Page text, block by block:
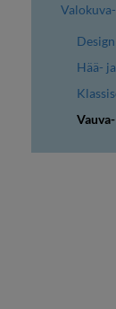
Hää-